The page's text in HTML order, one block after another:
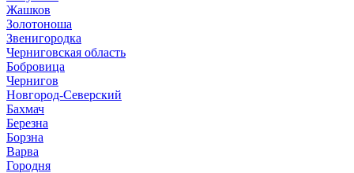
Жашков
Золотоноша
Звенигородка
Черниговская область
Бобровица
Чернигов
Новгород-Северский
Бахмач
Березна
Борзна
Варва
Городня